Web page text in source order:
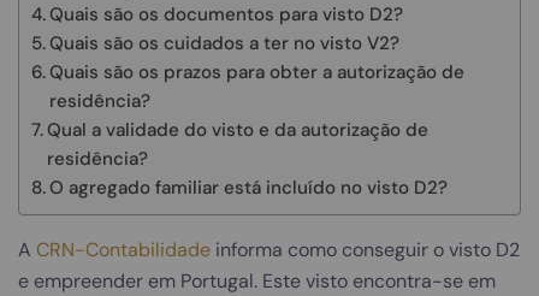
Quais são os documentos para visto D2?
Quais são os cuidados a ter no visto V2?
Quais são os prazos para obter a autorização de
residência?
Qual a validade do visto e da autorização de
residência?
O agregado familiar está incluído no visto D2?
A CRN-Contabilidade informa como conseguir o visto D2
e empreender em Portugal. Este visto encontra-se em